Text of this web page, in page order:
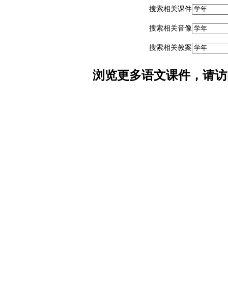
搜索相关课件
搜索相关音像
搜索相关教案
浏览更多语文课件，请